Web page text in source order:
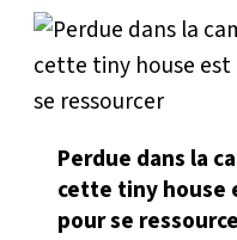
Perdue dans la
cette tiny house
pour se